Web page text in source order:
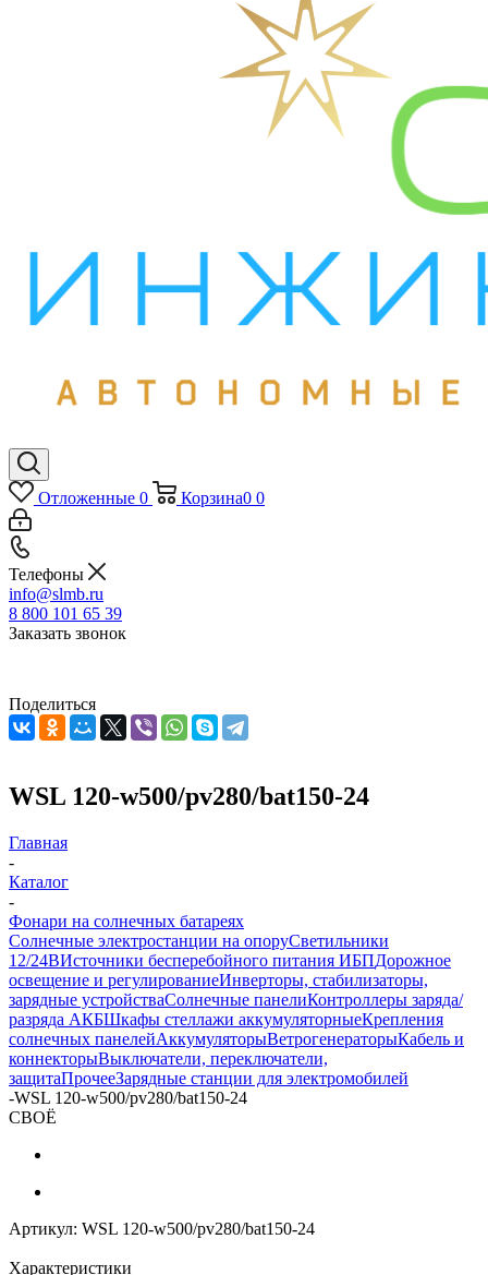
Отложенные 0 Корзина0 0
Телефоны
info@slmb.ru
8 800 101 65 39
Заказать звонок
Поделиться
WSL 120-w500/pv280/bat150-24
Главная
-
Каталог
-
Фонари на солнечных батареях
Солнечные электростанции на опоруСветильники
12/24ВИсточники бесперебойного питания ИБПДорожное
освещение и регулированиеИнверторы, стабилизаторы,
зарядные устройстваСолнечные панелиКонтроллеры заряда/
разряда АКБШкафы стеллажи аккумуляторныеКрепления
солнечных панелейАккумуляторыВетрогенераторыКабель и
коннекторыВыключатели, переключатели,
защитаПрочееЗарядные станции для электромобилей
-WSL 120-w500/pv280/bat150-24
СВОЁ
Артикул: WSL 120-w500/pv280/bat150-24
Характеристики